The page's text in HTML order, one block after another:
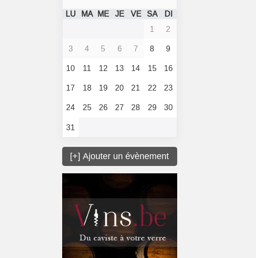
LU MA ME JE VE SA
DI
1
2
3
4 5 6 7 8
9
10
11 12 13 14 15
16
17
18 19 20 21 22
23
24
25 26 27 28 29
30
31
[+] Ajouter un évènement